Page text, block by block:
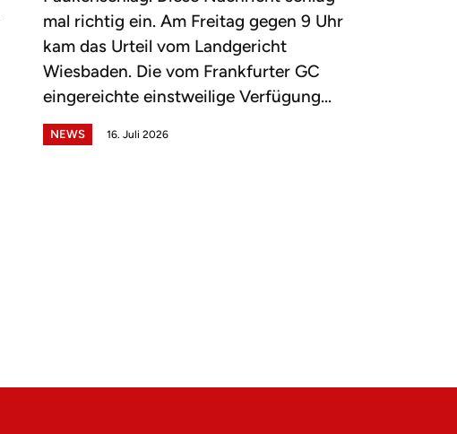
mal richtig ein. Am Freitag gegen 9 Uhr
kam das Urteil vom Landgericht
Wiesbaden. Die vom Frankfurter GC
eingereichte einstweilige Verfügung...
NEWS 16. Juli 2026